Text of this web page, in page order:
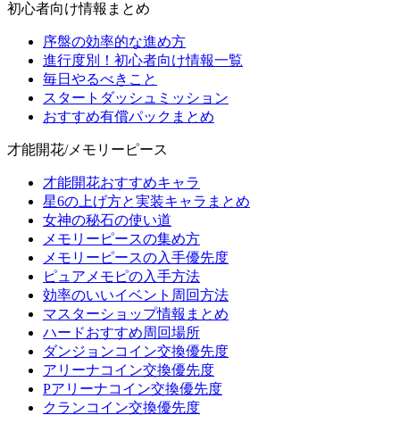
初心者向け情報まとめ
序盤の効率的な進め方
進行度別！初心者向け情報一覧
毎日やるべきこと
スタートダッシュミッション
おすすめ有償パックまとめ
才能開花/メモリーピース
才能開花おすすめキャラ
星6の上げ方と実装キャラまとめ
女神の秘石の使い道
メモリーピースの集め方
メモリーピースの入手優先度
ピュアメモピの入手方法
効率のいいイベント周回方法
マスターショップ情報まとめ
ハードおすすめ周回場所
ダンジョンコイン交換優先度
アリーナコイン交換優先度
Pアリーナコイン交換優先度
クランコイン交換優先度